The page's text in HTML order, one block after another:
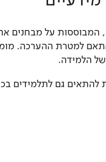
המבוססות על מבחנים
למטרת ההערכה.
הלמידה.
להתאים גם לתלמידים